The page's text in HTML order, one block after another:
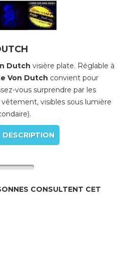
Dutch visière plate. Réglable à
Von Dutch convient pour
vous surprendre par les
visibles sous lumière
DESCRIPTION
CONSULTENT CET